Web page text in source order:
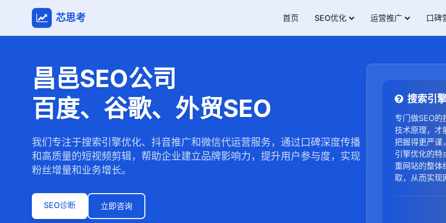
芯思考 首页 SEO优化 运营推广 口碑
昌邑SEO公司
百度、谷歌、外贸SEO
我们专注于搜索引擎优化、抖音推广和微信代运营服务，通过口碑深度传播
和高质量的短视频剪辑，帮助企业建立品牌影响力，提升用户参与度，实现
粉丝增量和业务增长。
SEO诊断 立即咨询
搜索引
专门做SEO
技术原理，才
把握得更严谨
引擎优化的特
重网站的整体
取，从而实现